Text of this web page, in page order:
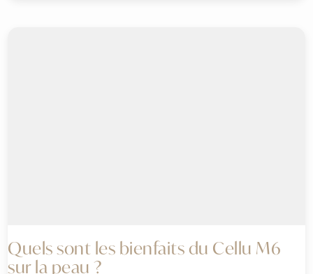
Quels sont les bienfaits du Cellu M6
sur la peau ?